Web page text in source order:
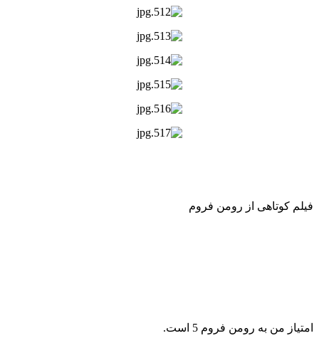
فیلم کوتاهی از رومن فروم
امتیاز من به رومن فروم 5 است.